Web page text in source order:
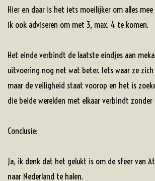
Hier en daar is het iets moeilijker om alles
ik ook adviseren om met 3, max. 4 te komen.
Het einde verbindt de laatste eindjes aan
uitvoering nog net wat beter. Iets waar ze
maar de veiligheid staat voorop en het is
die beide werelden met elkaar verbindt zonder
Conclusie:
Ja, ik denk dat het gelukt is om de sfeer van
naar Nederland te halen.